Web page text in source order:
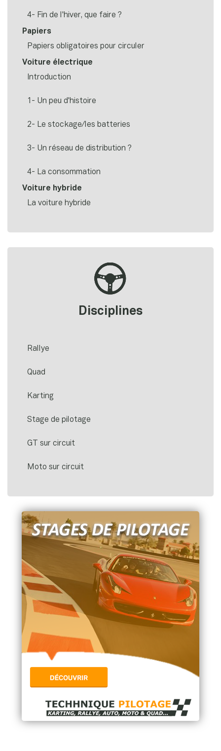
4- Fin de l'hiver, que faire ?
Papiers
Papiers obligatoires pour circuler
Voiture électrique
Introduction
1- Un peu d'histoire
2- Le stockage/les batteries
3- Un réseau de distribution ?
4- La consommation
Voiture hybride
La voiture hybride
Disciplines
Rallye
Quad
Karting
Stage de pilotage
GT sur circuit
Moto sur circuit